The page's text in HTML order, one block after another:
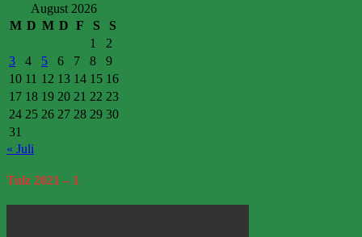
August 2026
M D M D F S
S
1
2
3
4 5 6 7 8
9
10 11 12 13 14 15 16
17 18 19 20 21 22 23
24 25 26 27 28 29 30
31
« Juli
Tulz 2021 – 1